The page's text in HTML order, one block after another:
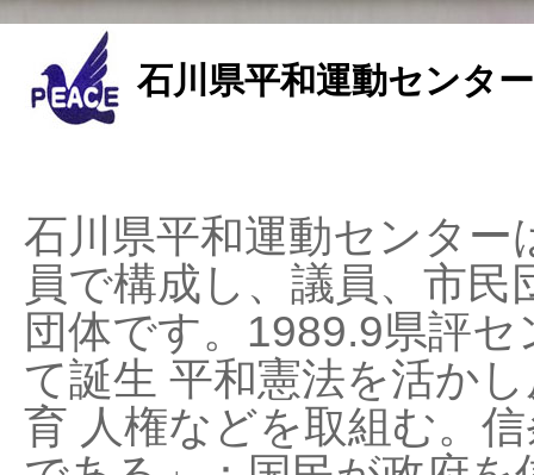
石川県平和運動センタ
石川県平和運動センタ
員で構成し、議員、市
団体です。1989.9県評
て誕生 平和憲法を活か
育 人権などを取組む。